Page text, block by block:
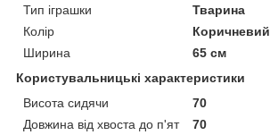
Тип іграшки
Тварина
Колір
Коричневий
Ширина
65 см
Користувальницькі характеристики
Висота сидячи
70
Довжина від хвоста до п'ят
70